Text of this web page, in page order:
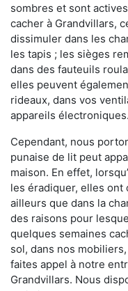
sombres et sont
cacher à Grandvillars,
dissimuler dans les
les tapis ; les sièges
dans des fauteuils
elles peuvent
rideaux, dans vos
appareils électroniques.
Cependant, nous
punaise de lit peut
maison. En effet,
les éradiquer, elles
ailleurs que dans la
des raisons pour
quelques semaines
sol, dans nos
faites appel à notre
Grandvillars. Nous